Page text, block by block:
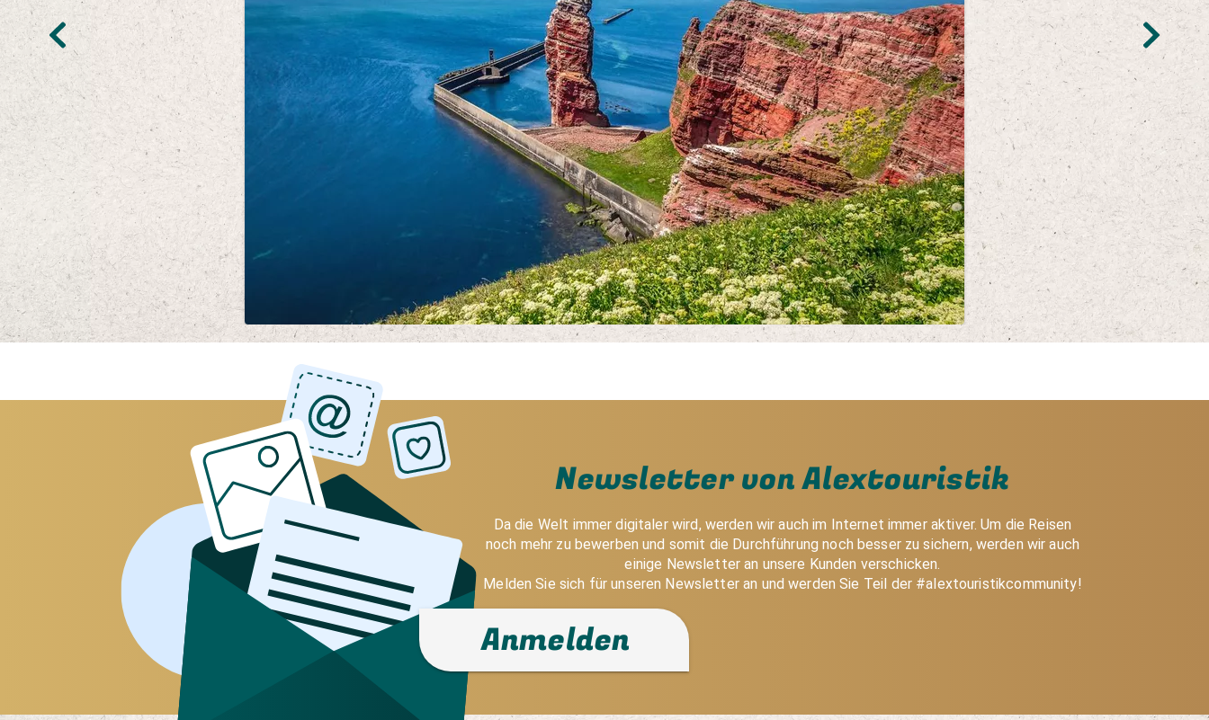
Newsletter von Alextouristik
Da die Welt immer digitaler wird, werden wir auch im Internet immer aktiver. Um die Reisen
noch mehr zu bewerben und somit die Durchführung noch besser zu sichern, werden wir auch
einige Newsletter an unsere Kunden verschicken.
Melden Sie sich für unseren Newsletter an und werden Sie Teil der #alextouristikcommunity!
Anmelden